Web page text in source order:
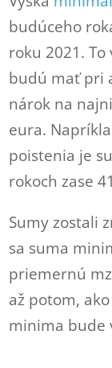
budúceho
roku 2021.
budú mať pri
nárok na
eura.
poistenia je
rokoch zase
Sumy zostali
sa suma
priemernú
až potom,
minima bude